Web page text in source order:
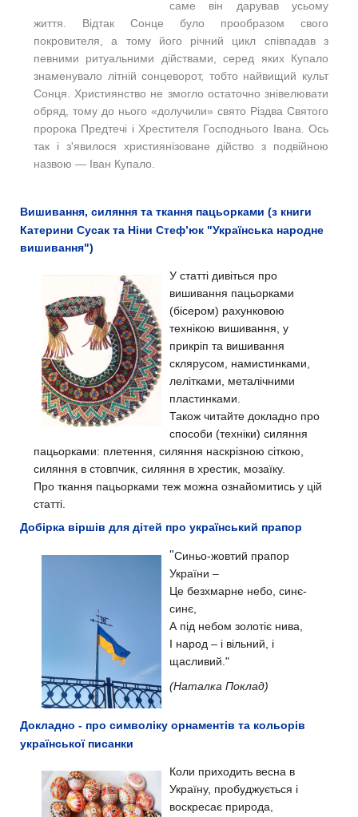
саме він дарував усьому
життя. Відтак Сонце було прообразом свого
покровителя, а тому його річний цикл співпадав з
певними ритуальними дійствами, серед яких Купало
знаменувало літній сонцеворот, тобто найвищий культ
Сонця. Християнство не змогло остаточно знівелювати
обряд, тому до нього «долучили» свято Різдва Святого
пророка Предтечі і Хрестителя Господнього Івана. Ось
так і з'явилося християнізоване дійство з подвійною
назвою — Іван Купало.
Вишивання, силяння та ткання пацьорками (з книги
Катерини Сусак та Ніни Стеф’юк "Українська народне
вишивання")
У статті дивіться про
вишивання пацьорками
(бісером) рахунковою
технікою вишивання, у
прикріп та вишивання
склярусом, намистинками,
лелітками, металічними
пластинками.
Також читайте докладно про
способи (техніки) силяння
пацьорками: плетення, силяння наскрізною сіткою,
силяння в стовпчик, силяння в хрестик, мозаїку.
Про ткання пацьорками теж можна ознайомитись у цій
статті.
Добірка віршів для дітей про український прапор
"Синьо-жовтий прапор
України –
Це безхмарне небо, синє-
синє,
А під небом золотіє нива,
І народ – і вільний, і
щасливий."
(Наталка Поклад)
Докладно - про символіку орнаментів та кольорів
української писанки
Коли приходить весна в
Україну, пробуджується і
воскресає природа,